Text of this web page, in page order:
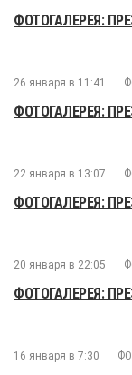
ФОТОГАЛЕРЕЯ:
26 января в 11:41
ФОТОГАЛЕРЕЯ:
22 января в 13:07
ФОТОГАЛЕРЕЯ:
20 января в 22:05
ФОТОГАЛЕРЕЯ:
16 января в 7:30